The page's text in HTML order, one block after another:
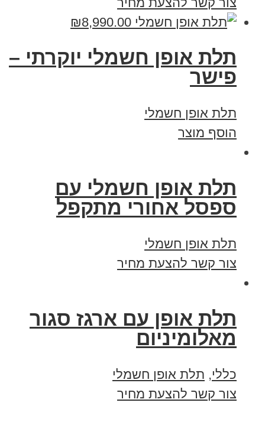
₪8,990.00
תלת אופן חשמלי יוקרתי –
פישר
תלת אופן חשמלי
הוסף מוצר
תלת אופן חשמלי עם
ספסל אחורי מתקפל
תלת אופן חשמלי
צור קשר להצעת מחיר
תלת אופן עם ארגז סגור
מאלומיניום
כללי, תלת אופן חשמלי
צור קשר להצעת מחיר